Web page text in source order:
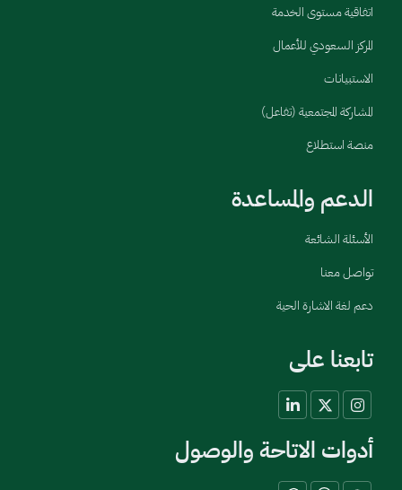
اتفاقية مستوى الخدمة
المركز السعودي للأعمال
الاستبيانات
المشاركة المجتمعية (تفاعل)
منصة استطلاع
الدعم والمساعدة
الأسئلة الشائعة
تواصل معنا
دعم لغة الاشارة الحية
تابعنا على
أدوات الاتاحة والوصول